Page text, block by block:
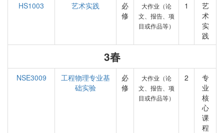
HS1003
艺术实践
必
修
大作业（论
文、报告、项
目或作品等）
1
艺
术
实
践
3春
NSE3009
工程物理专业基
础实验
必
修
大作业（论
文、报告、项
目或作品等）
2
专
业
核
心
课
程